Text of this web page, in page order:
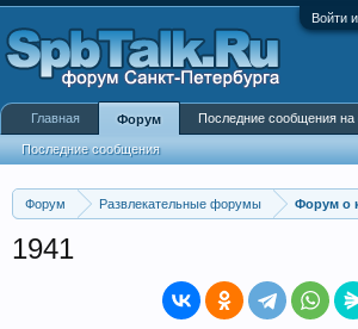
Войти
Форум Развлекательные форумы Форум о
1941
Главная Форум
Последние сообщения
Последние сообщения